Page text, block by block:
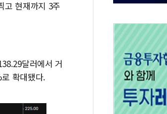
고 현재까지 3주
달러에서 거
확대됐다.